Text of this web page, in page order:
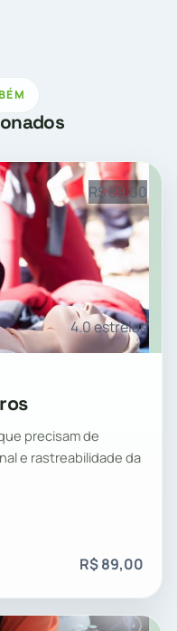
R$ 89,00
4.0 estrelas
precisam de
e rastreabilidade da
R$ 89,00